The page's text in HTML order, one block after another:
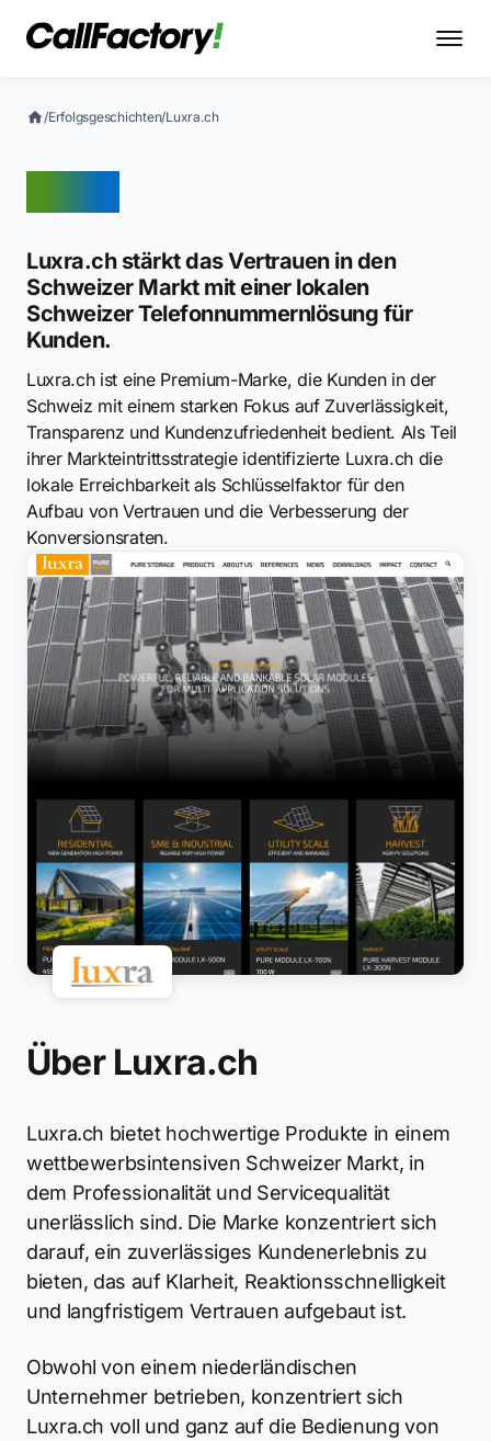
/Erfolgsgeschichten/Luxra.ch
Luxra.ch stärkt das Vertrauen in den
Schweizer Markt mit einer lokalen
Schweizer Telefonnummernlösung für
Kunden.
Luxra.ch ist eine Premium-Marke, die Kunden in der
Schweiz mit einem starken Fokus auf Zuverlässigkeit,
Transparenz und Kundenzufriedenheit bedient. Als Teil
ihrer Markteintrittsstrategie identifizierte Luxra.ch die
lokale Erreichbarkeit als Schlüsselfaktor für den
Aufbau von Vertrauen und die Verbesserung der
Konversionsraten.
Über Luxra.ch
Luxra.ch bietet hochwertige Produkte in einem
wettbewerbsintensiven Schweizer Markt, in
dem Professionalität und Servicequalität
unerlässlich sind. Die Marke konzentriert sich
darauf, ein zuverlässiges Kundenerlebnis zu
bieten, das auf Klarheit, Reaktionsschnelligkeit
und langfristigem Vertrauen aufgebaut ist.
Obwohl von einem niederländischen
Unternehmer betrieben, konzentriert sich
Luxra.ch voll und ganz auf die Bedienung von